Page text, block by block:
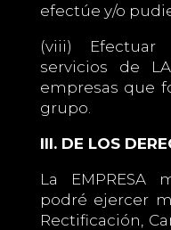
efectúe y/o
(viii) Efectuar
servicios de
empresas que
grupo.
III. DE LOS
La
podré ejercer
Rectificación,